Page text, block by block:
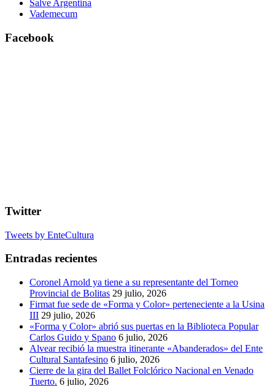
Salve Argentina
Vademecum
Facebook
Twitter
Tweets by EnteCultura
Entradas recientes
Coronel Arnold ya tiene a su representante del Torneo
Provincial de Bolitas 29 julio, 2026
Firmat fue sede de «Forma y Color» perteneciente a la Usina
III 29 julio, 2026
«Forma y Color» abrió sus puertas en la Biblioteca Popular
Carlos Guido y Spano 6 julio, 2026
Alvear recibió la muestra itinerante «Abanderados» del Ente
Cultural Santafesino 6 julio, 2026
Cierre de la gira del Ballet Folclórico Nacional en Venado
Tuerto. 6 julio, 2026